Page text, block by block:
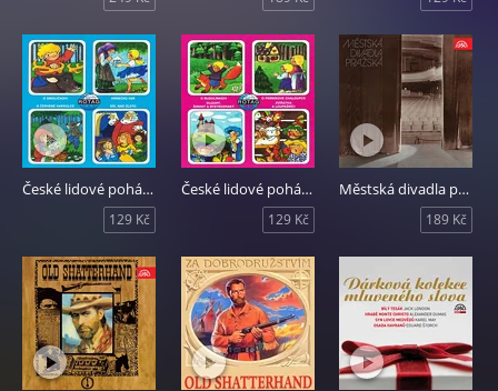
České lidové pohádky 2
129 Kč
České lidové pohádky 1
129 Kč
Městská divadla pražská. K 30. výročí založení
189 Kč